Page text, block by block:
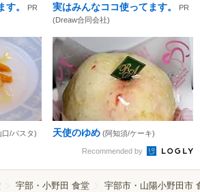
。
PR
実はみんなココ使ってます。
PR
(Dreaw合同会社)
口/パスタ) 天使のゆめ (阿知須/ケーキ)
Recommended by
宇部・小野田 食堂 宇部市・山陽小野田市